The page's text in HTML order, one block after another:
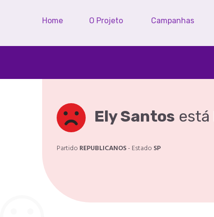
Home O Projeto Campanhas
Ely Santos está
Partido REPUBLICANOS- Estado SP